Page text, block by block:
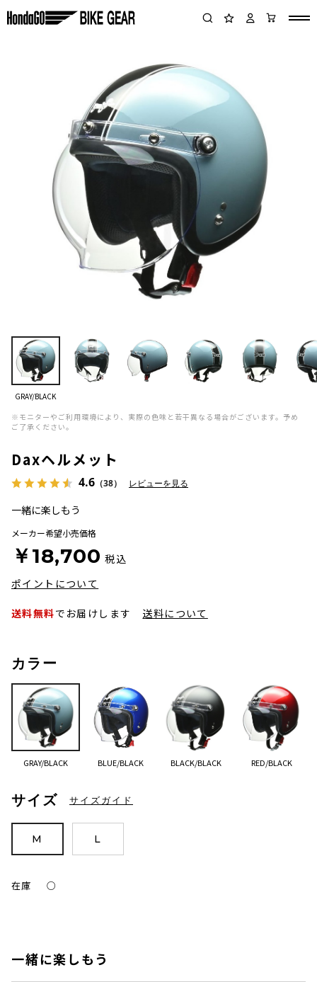
GRAY/BLACK
※モニターやご利用環境により、実際の色味と若干異なる場合がございます。予め
ご了承ください。
一緒に楽しもう
Daxヘルメット
4.6 （38） レビューを見る
メーカー希望小売価格
￥18,700 税込
ポイントについて
送料無料でお届けします 送料について
カラー
GRAY/BLACK BLUE/BLACK BLACK/BLACK RED/BLACK
サイズ サイズガイド
M L
在庫 ○
一緒に楽しもう